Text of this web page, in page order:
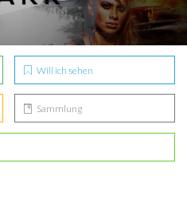
Will ich sehen
Sammlung